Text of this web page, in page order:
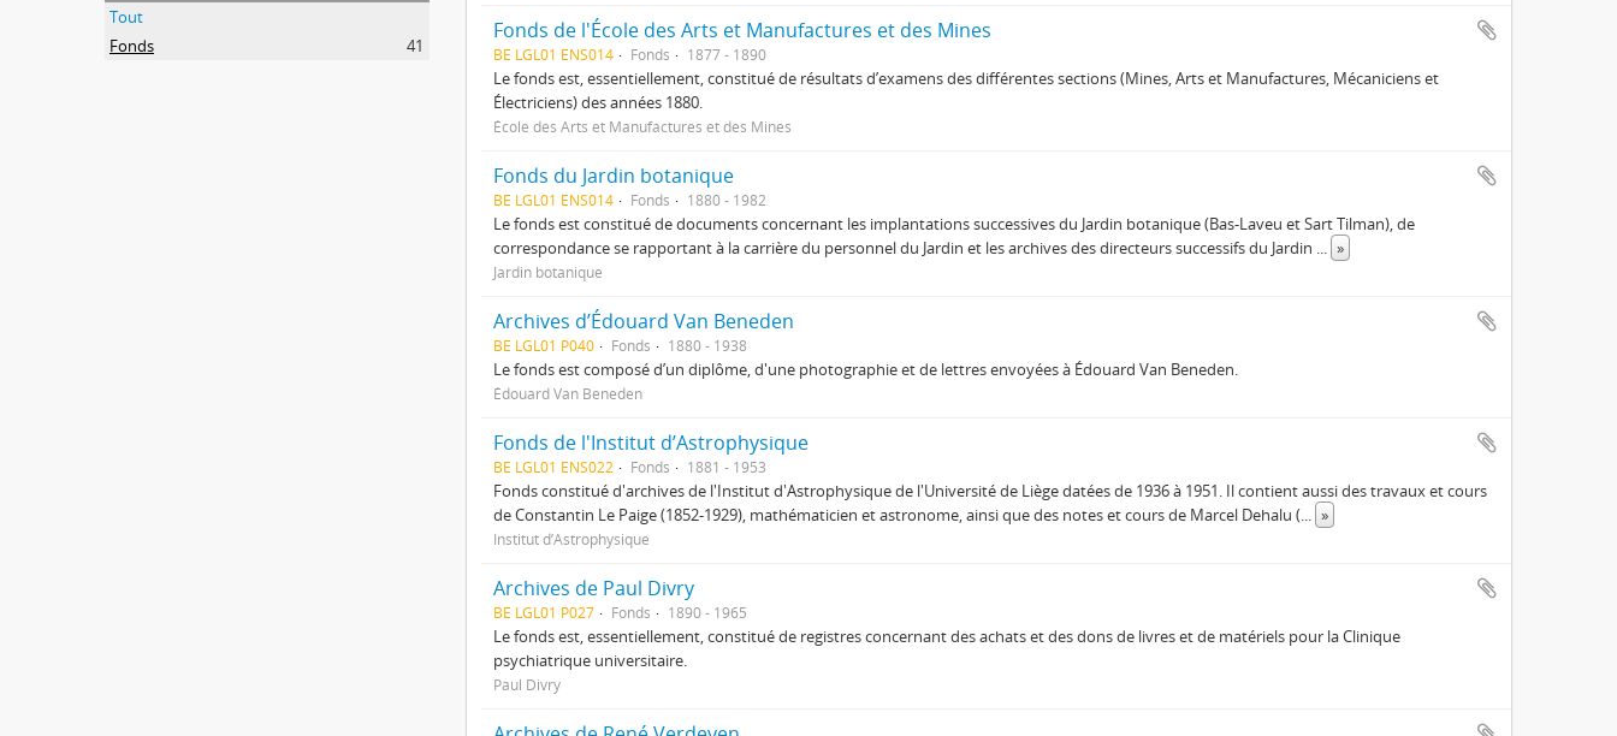
Tout
Fonds
41
Fonds de l'École des Arts et Manufactures et des Mines
BE LGL01 ENS014 Fonds 1877 - 1890
Le fonds est, essentiellement, constitué de résultats d’examens des différentes sections (Mines, Arts et Manufactures, Mécaniciens et
Électriciens) des années 1880.
École des Arts et Manufactures et des Mines
Fonds du Jardin botanique
BE LGL01 ENS014 Fonds 1880 - 1982
Le fonds est constitué de documents concernant les implantations successives du Jardin botanique (Bas-Laveu et Sart Tilman), de
correspondance se rapportant à la carrière du personnel du Jardin et les archives des directeurs successifs du Jardin ... »
Jardin botanique
Archives d’Édouard Van Beneden
BE LGL01 P040 Fonds 1880 - 1938
Le fonds est composé d’un diplôme, d'une photographie et de lettres envoyées à Édouard Van Beneden.
Édouard Van Beneden
Fonds de l'Institut d’Astrophysique
BE LGL01 ENS022 Fonds 1881 - 1953
Fonds constitué d'archives de l'Institut d'Astrophysique de l'Université de Liège datées de 1936 à 1951. Il contient aussi des travaux et cours
de Constantin Le Paige (1852-1929), mathématicien et astronome, ainsi que des notes et cours de Marcel Dehalu (... »
Institut d’Astrophysique
Archives de Paul Divry
BE LGL01 P027 Fonds 1890 - 1965
Le fonds est, essentiellement, constitué de registres concernant des achats et des dons de livres et de matériels pour la Clinique
psychiatrique universitaire.
Paul Divry